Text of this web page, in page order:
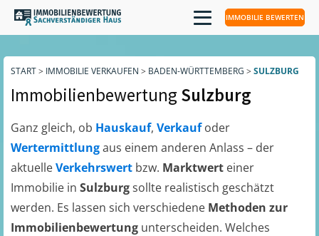
IMMOBILIE BEWERTEN
START> IMMOBILIE VERKAUFEN > BADEN-WÜRTTEMBERG > SULZBURG
ImmobilienbewertungSulzburg
Ganz gleich, ob Hauskauf, Verkaufoder
Wertermittlungaus einem anderen Anlass – der
aktuelleVerkehrswert bzw. Marktwert einer
Immobilie in Sulzburgsollte realistisch geschätzt
werden. Es lassen sich verschiedene Methoden zur
Immobilienbewertung unterscheiden. Welches